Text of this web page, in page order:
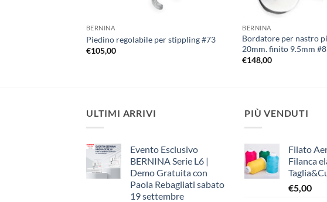
BERNINA
Piedino regolabile per stippling #73
€105,00
BERNINA
Bordatore per nastro
20mm. finito 9.5mm
€148,00
ULTIMI ARRIVI
Evento Esclusivo
BERNINA Serie L6 |
Demo Gratuita con
Paola Rebagliati sabato
19 settembre
PIÙ VENDUTI
Filato
Filanca
€5,00